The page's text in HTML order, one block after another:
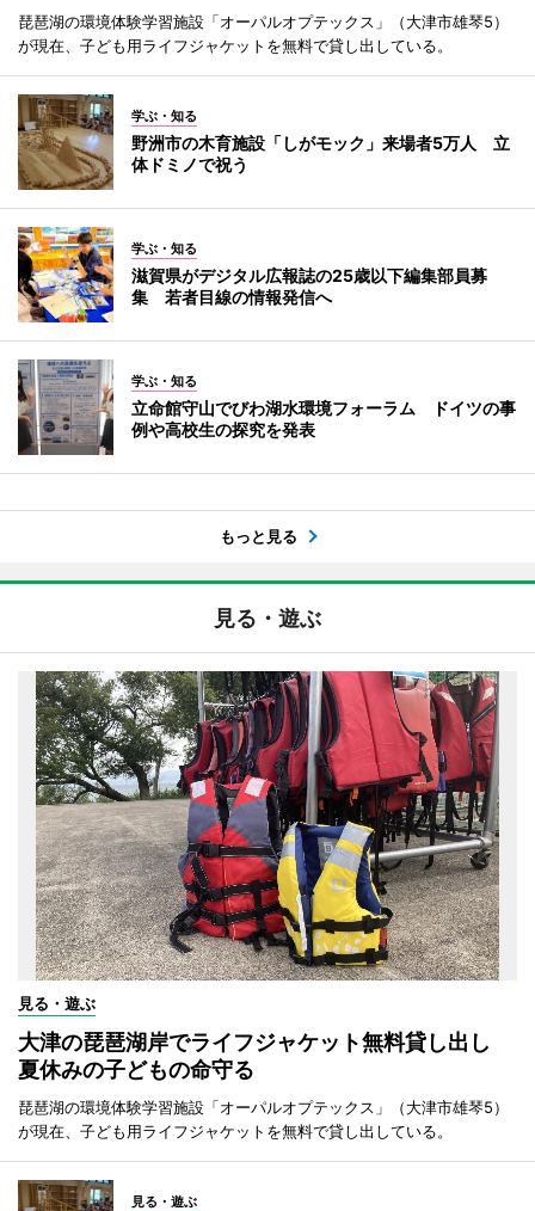
琵琶湖の環境体験学習施設「オーパルオプテックス」（大津市雄琴5）
が現在、子ども用ライフジャケットを無料で貸し出している。
学ぶ・知る
野洲市の木育施設「しがモック」来場者5万人 立
体ドミノで祝う
学ぶ・知る
滋賀県がデジタル広報誌の25歳以下編集部員募
集 若者目線の情報発信へ
学ぶ・知る
立命館守山でびわ湖水環境フォーラム ドイツの事
例や高校生の探究を発表
もっと見る
見る・遊ぶ
見る・遊ぶ
大津の琵琶湖岸でライフジャケット無料貸し出し
夏休みの子どもの命守る
琵琶湖の環境体験学習施設「オーパルオプテックス」（大津市雄琴5）
が現在、子ども用ライフジャケットを無料で貸し出している。
見る・遊ぶ